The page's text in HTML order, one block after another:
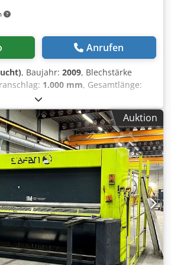
Anrufen
, Baujahr: 2009, Blechstärke
1.000 mm, Gesamtlänge:
2.100 mm
DARLEY - B-SHEAR 310-6 MACH-ID
DARLEY Typ: B-SHEAR 310-6
6mm Max. Schnittbreite:
Hubzahl: 80 Winkelverstellung: 0,5
1000mm Number of down
200mm/sec. Dsdpjzp
Yes Lichtergitter: Yes
Leistung: 11kW
2100mm Höhe: 1750mm Gewicht:
Sie: Die Informationen auf dieser
Wissen undGewissen von uns ,
Hersteller bezogen.Die
im guten Glauben abgegeben, aber
Auktion